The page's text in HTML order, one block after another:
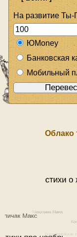
На развитие Ты-
ЮMoney
Банковская
Мобильный
Облако